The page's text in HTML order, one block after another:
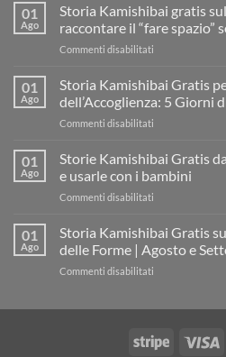
01
Ago
Storia Kamishibai gratis
raccontare il “fare spazio”
Commenti disabilitati
Kamishibai
sull’Accoglienza:
il
“fare
una
lezione
01
Ago
Storia Kamishibai Gratis
dell’Accoglienza: 5 Giorni
Commenti disabilitati
Kamishibai
per
dell’Accoglienza:
Giorni
01
Ago
Storie Kamishibai Gratis
e usarle con i bambini
Commenti disabilitati
Kamishibai
da
usarle
con
01
Ago
Storia Kamishibai Gratis
delle Forme | Agosto e
Commenti disabilitati
La Stripe